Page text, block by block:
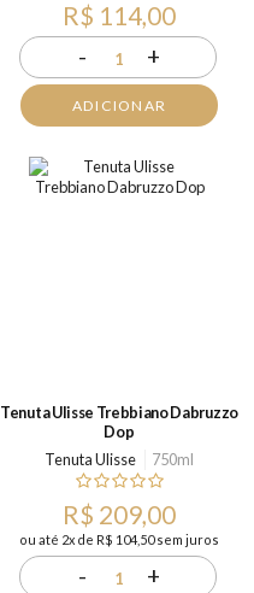
R$ 114,00
- 1 +
ADICIONAR
Tenuta Ulisse Trebbiano Dabruzzo
Dop
Tenuta Ulisse
750ml
R$ 209,00
ou até 2x de R$ 104,50 sem juros
- 1 +